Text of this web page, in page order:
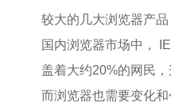
较大的几大浏览器产
国内浏览器市场中，
盖着大约20%的网民
而浏览器也需要变化